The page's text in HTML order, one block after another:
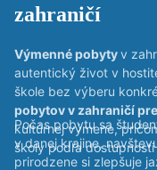
zahraničí
Výmenné pobytyv
autentický život v
škole bez výberu
pobytov v zahraničí
kultúrnej výmene,
školy podľa
Počas pobytu sa
v danej krajine,
prirodzene si zlepšuje